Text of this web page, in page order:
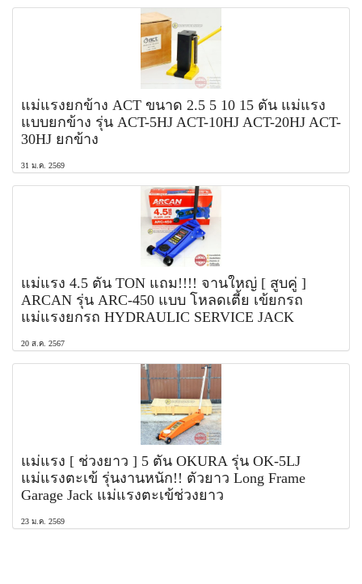
แม่แรงยกข้าง ACT ขนาด 2.5 5 10 15 ตัน แม่แรง
แบบยกข้าง รุ่น ACT-5HJ ACT-10HJ ACT-20HJ ACT-
30HJ ยกข้าง
31 ม.ค. 2569
แม่แรง 4.5 ตัน TON แถม!!!! จานใหญ่ [ สูบคู่ ]
ARCAN รุ่น ARC-450 แบบ โหลดเตี้ย เข้ยกรถ
แม่แรงยกรถ HYDRAULIC SERVICE JACK
20 ส.ค. 2567
แม่แรง [ ช่วงยาว ] 5 ตัน OKURA รุ่น OK-5LJ
แม่แรงตะเข้ รุ่นงานหนัก!! ตัวยาว Long Frame
Garage Jack แม่แรงตะเข้ช่วงยาว
23 ม.ค. 2569